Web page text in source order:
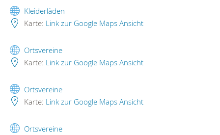
Kleiderläden
Karte: Link zur Google Maps Ansicht
Ortsvereine
Karte: Link zur Google Maps Ansicht
Ortsvereine
Karte: Link zur Google Maps Ansicht
Ortsvereine